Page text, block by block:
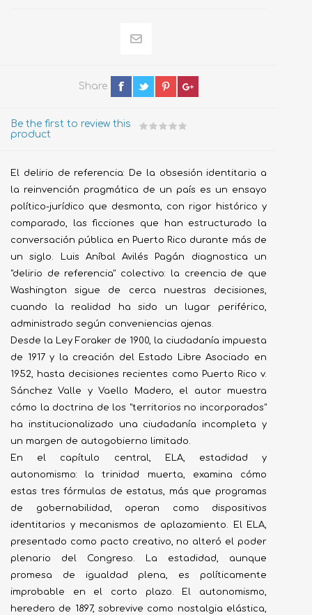
Share
Be the first to review this
product
El delirio de referencia: De la obsesión identitaria a
la reinvención pragmática de un país es un ensayo
político-jurídico que desmonta, con rigor histórico y
comparado, las ficciones que han estructurado la
conversación pública en Puerto Rico durante más de
un siglo. Luis Aníbal Avilés Pagán diagnostica un
"delirio de referencia" colectivo: la creencia de que
Washington sigue de cerca nuestras decisiones,
cuando la realidad ha sido un lugar periférico,
administrado según conveniencias ajenas.
Desde la Ley Foraker de 1900, la ciudadanía impuesta
de 1917 y la creación del Estado Libre Asociado en
1952, hasta decisiones recientes como Puerto Rico v.
Sánchez Valle y Vaello Madero, el autor muestra
cómo la doctrina de los "territorios no incorporados"
ha institucionalizado una ciudadanía incompleta y
un margen de autogobierno limitado.
En el capítulo central, ELA, estadidad y
autonomismo: la trinidad muerta, examina cómo
estas tres fórmulas de estatus, más que programas
de gobernabilidad, operan como dispositivos
identitarios y mecanismos de aplazamiento. El ELA,
presentado como pacto creativo, no alteró el poder
plenario del Congreso. La estadidad, aunque
promesa de igualdad plena, es políticamente
improbable en el corto plazo. El autonomismo,
heredero de 1897, sobrevive como nostalgia elástica,